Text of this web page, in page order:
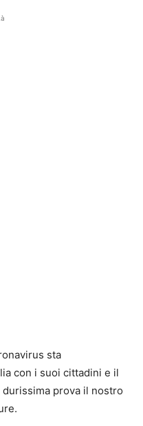
sta
con i suoi cittadini e il
prova il nostro